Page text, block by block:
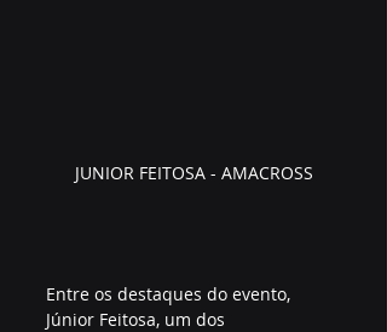
JUNIOR FEITOSA - AMACROSS
Entre os destaques do evento,
Júnior Feitosa, um dos